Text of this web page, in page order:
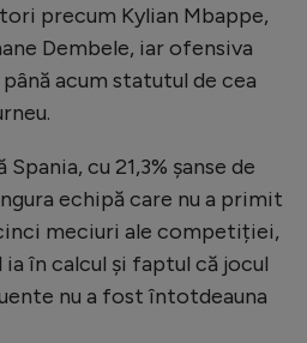
precum Kylian Mbappe,
Dembele, iar ofensiva
acum statutul de cea
cu 21,3% șanse de
echipă care nu a primit
meciuri ale competiției,
în calcul și faptul că jocul
nu a fost întotdeauna